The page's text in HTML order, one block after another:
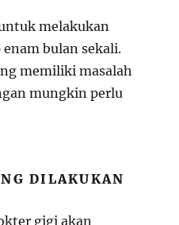
melakukan
bulan sekali.
memiliki masalah
mungkin perlu
DILAKUKAN
gigi akan